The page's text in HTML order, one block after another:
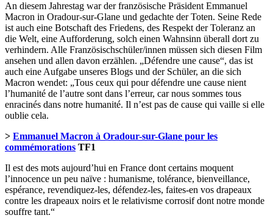
An diesem Jahrestag war der französische Präsident Emmanuel
Macron in Oradour-sur-Glane und gedachte der Toten. Seine Rede
ist auch eine Botschaft des Friedens, des Respekt der Toleranz an
die Welt, eine Aufforderung, solch einen Wahnsinn überall dort zu
verhindern. Alle Französischschüler/innen müssen sich diesen Film
ansehen und allen davon erzählen. „Défendre une cause“, das ist
auch eine Aufgabe unseres Blogs und der Schüler, an die sich
Macron wendet: „Tous ceux qui pour défendre une cause nient
l’humanité de l’autre sont dans l’erreur, car nous sommes tous
enracinés dans notre humanité. Il n’est pas de cause qui vaille si elle
oublie cela.
> Emmanuel Macron à Oradour-sur-Glane pour les
commémorations TF1
Il est des mots aujourd’hui en France dont certains moquent
l’innocence un peu naïve : humanisme, tolérance, bienveillance,
espérance, revendiquez-les, défendez-les, faites-en vos drapeaux
contre les drapeaux noirs et le relativisme corrosif dont notre monde
souffre tant.“